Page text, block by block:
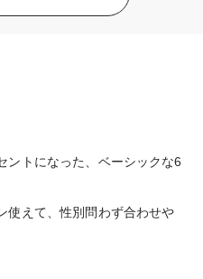
ントになった、ベーシックな6
使えて、性別問わず合わせや